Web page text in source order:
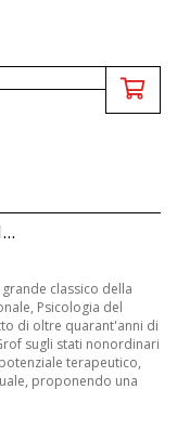
classico della
Psicologia del
di oltre quarant'anni di
sugli stati nonordinari
terapeutico,
proponendo una